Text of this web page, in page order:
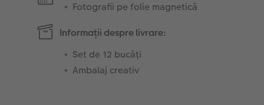
Fotografii pe folie magnetică
Informații despre livrare:
Set de 12 bucăți
Ambalaj creativ